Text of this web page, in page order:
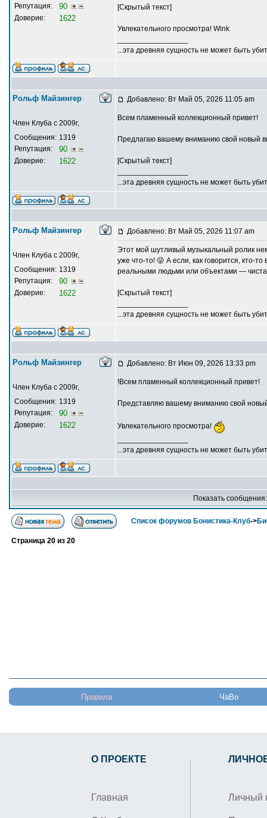
Репутация:
90
Доверие: 1622
[Скрытый текст]
Увлекательного просмотра! Wink
...эта древняя сущность не может быть
Рольф Майзингер
Член Клуба с 2009г,
Сообщения: 1319
Репутация:
90
Доверие: 1622
Добавлено: Вт Май 05, 2026 11:05 am
Всем пламенный коллекционный привет!
Предлагаю вашему вниманию свой новый
[Скрытый текст]
...эта древняя сущность не может быть
Рольф Майзингер
Член Клуба с 2009г,
Сообщения: 1319
Репутация:
90
Доверие: 1622
Добавлено: Вт Май 05, 2026 11:07 am
Этот мой шутливый музыкальный ролик
уже что-то! 😜 А если, как говорится, кто-
реальными людьми или объектами —
[Скрытый текст]
...эта древняя сущность не может быть
Рольф Майзингер
Член Клуба с 2009г,
Сообщения: 1319
Репутация:
90
Доверие: 1622
Добавлено: Вт Июн 09, 2026 13:33 pm
!Всем пламенный коллекционный привет!
Представляю вашему вниманию свой
Увлекательного просмотра!
...эта древняя сущность не может быть
Показать
Список форумов Бонистика-Клуб->
Страница 20 из 20
Правила ЧаВо
О ПРОЕКТЕ
Главная Личный